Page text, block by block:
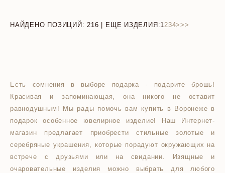
НАЙДЕНО ПОЗИЦИЙ:216 | ЕЩЕ ИЗДЕЛИЯ:1234>>>
Есть сомнения в выборе подарка - подарите брошь!
Красивая и запоминающая, она никого не оставит
равнодушным! Мы рады помочь вам купить в Воронеже в
подарок особенное ювелирное изделие! Наш Интернет-
магазин предлагает приобрести стильные золотые и
серебряные украшения, которые порадуют окружающих на
встрече с друзьями или на свидании. Изящные и
очаровательные изделия можно выбрать для любого